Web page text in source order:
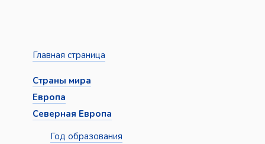
Главная страница
Страны мира
Европа
Северная Европа
Год образования